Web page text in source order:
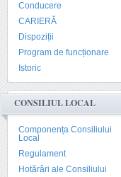
Conducere
CARIERĂ
Dispoziții
Program de funcționare
Istoric
CONSILIUL LOCAL
Componența Consiliului
Local
Regulament
Hotărâri ale Consiliului